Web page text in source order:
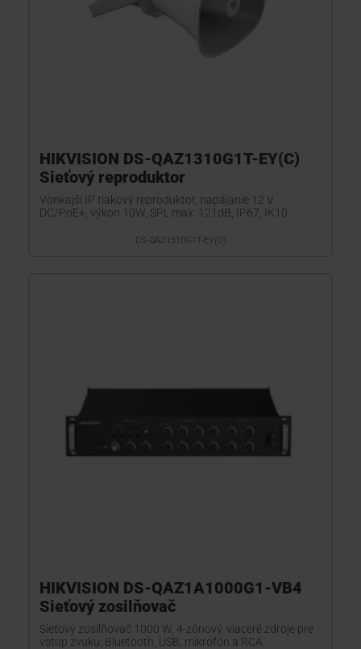
HIKVISION DS-QAZ1310G1T-EY(C)
Sieťový reproduktor
Vonkajší IP tlakový reproduktor, napájanie 12 V
DC/PoE+, výkon 10W, SPL max. 121dB, IP67, IK10
DS-QAZ1310G1T-EY(C)
HIKVISION DS-QAZ1A1000G1-VB4
Sieťový zosilňovač
Sieťový zosilňovač 1000 W, 4-zónový, viaceré zdroje pre
vstup zvuku: Bluetooth, USB, mikrofón a RCA